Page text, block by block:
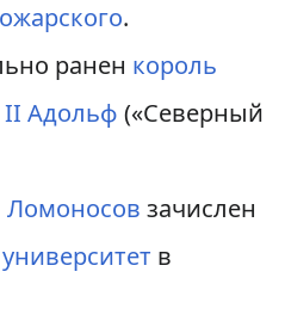
.
ранен король
II Адольф («Северный
зачислен
в